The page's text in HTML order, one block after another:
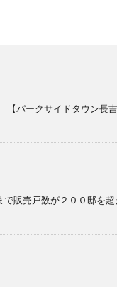
パークサイドタウン長
販売戸数が２００邸を